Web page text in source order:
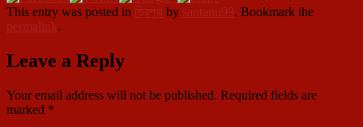
This entry was posted in ত্রিপুরা by santanu99. Bookmark the
permalink.
Leave a Reply
Your email address will not be published. Required fields are
marked *